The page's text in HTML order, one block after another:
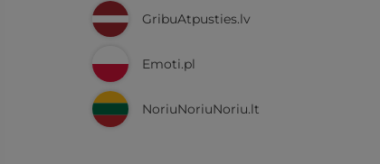
GribuAtpusties.lv
Emoti.pl
NoriuNoriuNoriu.lt